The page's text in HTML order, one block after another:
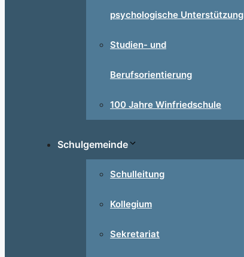
psychologische Unterstützung
Studien- und
Berufsorientierung
100 Jahre Winfriedschule
Schulgemeinde
Schulleitung
Kollegium
Sekretariat